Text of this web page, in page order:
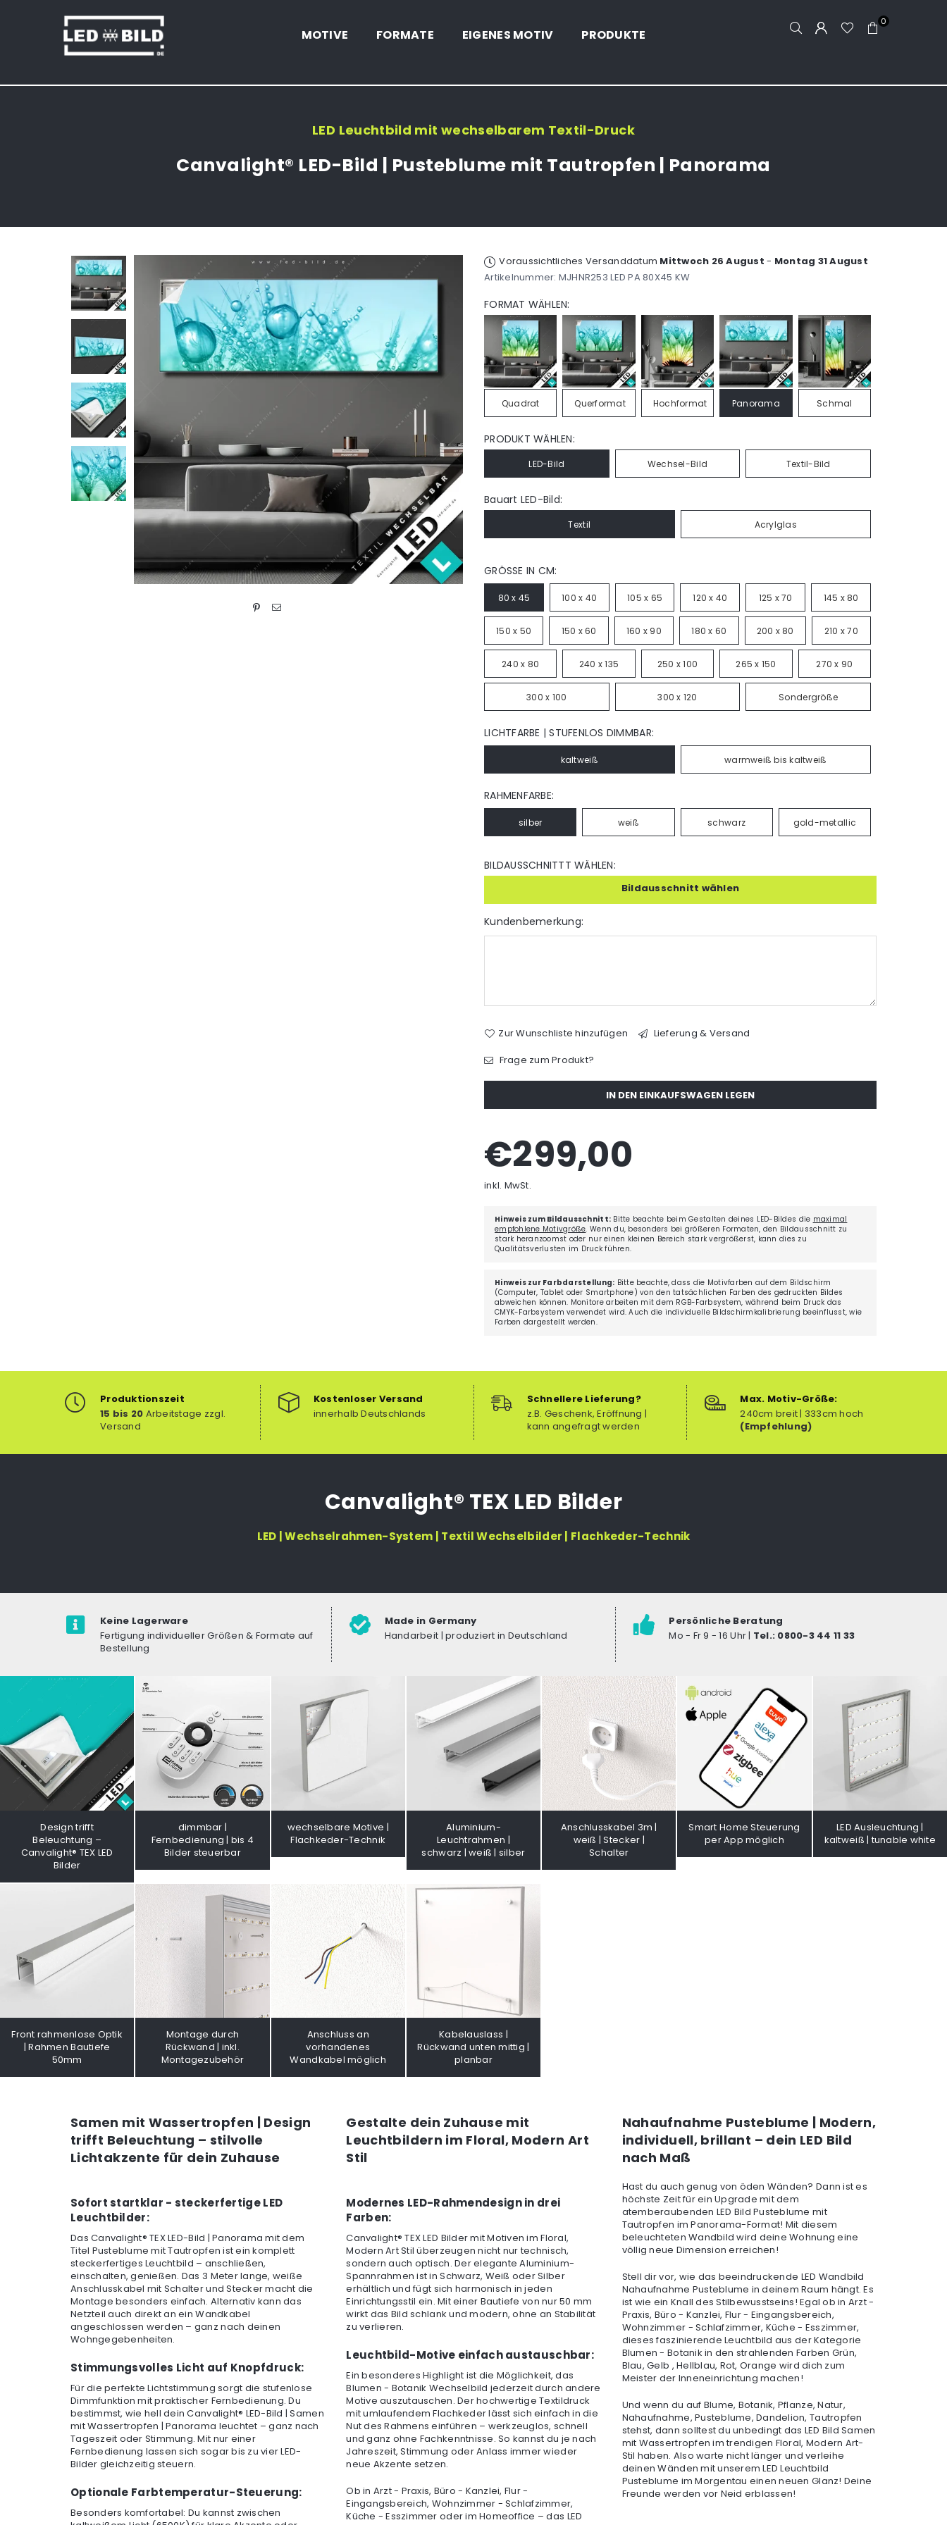
MOTIVE FORMATE EIGENES MOTIV PRODUKTE
0
LED Leuchtbild mit wechselbarem Textil-Druck
Canvalight® LED-Bild | Pusteblume mit Tautropfen | Panorama
Voraussichtliches Versanddatum Mittwoch 26 August - Montag 31 August
Artikelnummer: MJHNR253 LED PA 80X45 KW
FORMAT WÄHLEN:
Quadrat Querformat Hochformat Panorama Schmal
PRODUKT WÄHLEN:
LED-Bild Wechsel-Bild Textil-Bild
Bauart LED-Bild:
Textil Acrylglas
GRÖSSE IN CM:
80 x 45 100 x 40 105 x 65 120 x 40 125 x 70 145 x 80
150 x 50 150 x 60 160 x 90 180 x 60 200 x 80 210 x 70
240 x 80 240 x 135 250 x 100 265 x 150 270 x 90
300 x 100 300 x 120 Sondergröße
LICHTFARBE | STUFENLOS DIMMBAR:
kaltweiß warmweiß bis kaltweiß
RAHMENFARBE:
silber weiß schwarz gold-metallic
BILDAUSSCHNITTT WÄHLEN:
Bildausschnitt wählen
Kundenbemerkung:
Zur Wunschliste hinzufügen
Lieferung & Versand
Frage zum Produkt?
IN DEN EINKAUFSWAGEN LEGEN
Normaler
€299,00
inkl. MwSt.
Hinweis zum Bildausschnitt: Bitte beachte beim Gestalten deines LED-Bildes die maximal
empfohlene Motivgröße. Wenn du, besonders bei größeren Formaten, den Bildausschnitt zu
stark heranzoomst oder nur einen kleinen Bereich stark vergrößerst, kann dies zu
Qualitätsverlusten im Druck führen.
Hinweis zur Farbdarstellung: Bitte beachte, dass die Motivfarben auf dem Bildschirm
(Computer, Tablet oder Smartphone) von den tatsächlichen Farben des gedruckten Bildes
abweichen können. Monitore arbeiten mit dem RGB-Farbsystem, während beim Druck das
CMYK-Farbsystem verwendet wird. Auch die individuelle Bildschirmkalibrierung beeinflusst, wie
Farben dargestellt werden.
Produktionszeit
15 bis 20 Arbeitstage zzgl.
Versand
Kostenloser Versand
innerhalb Deutschlands
Schnellere Lieferung?
z.B. Geschenk, Eröffnung |
kann angefragt werden
Max. Motiv-Größe:
240cm breit | 333cm hoch
(Empfehlung)
Canvalight® TEX LED Bilder
LED | Wechselrahmen-System | Textil Wechselbilder | Flachkeder-Technik
Keine Lagerware
Fertigung individueller Größen & Formate auf
Bestellung
Made in Germany
Handarbeit | produziert in Deutschland
Persönliche Beratung
Mo - Fr 9 - 16 Uhr | Tel.: 0800-3 44 11 33
Design trifft
Beleuchtung –
Canvalight® TEX LED
Bilder
dimmbar |
Fernbedienung | bis 4
Bilder steuerbar
wechselbare Motive |
Flachkeder-Technik
Aluminium-
Leuchtrahmen |
schwarz | weiß | silber
Anschlusskabel 3m |
weiß | Stecker |
Schalter
Smart Home Steuerung
per App möglich
LED Ausleuchtung |
kaltweiß | tunable white
Front rahmenlose Optik
| Rahmen Bautiefe
50mm
Montage durch
Rückwand | inkl.
Montagezubehör
Anschluss an
vorhandenes
Wandkabel möglich
Kabelauslass |
Rückwand unten mittig |
planbar
Samen mit Wassertropfen | Design
trifft Beleuchtung – stilvolle
Lichtakzente für dein Zuhause
Sofort startklar - steckerfertige LED
Leuchtbilder:
Das Canvalight® TEX LED-Bild | Panorama mit dem
Titel Pusteblume mit Tautropfen ist ein komplett
steckerfertiges Leuchtbild – anschließen,
einschalten, genießen. Das 3 Meter lange, weiße
Anschlusskabel mit Schalter und Stecker macht die
Montage besonders einfach. Alternativ kann das
Netzteil auch direkt an ein Wandkabel
angeschlossen werden – ganz nach deinen
Wohngegebenheiten.
Stimmungsvolles Licht auf Knopfdruck:
Für die perfekte Lichtstimmung sorgt die stufenlose
Dimmfunktion mit praktischer Fernbedienung. Du
bestimmst, wie hell dein Canvalight® LED-Bild | Samen
mit Wassertropfen | Panorama leuchtet – ganz nach
Tageszeit oder Stimmung. Mit nur einer
Fernbedienung lassen sich sogar bis zu vier LED-
Bilder gleichzeitig steuern.
Optionale Farbtemperatur-Steuerung:
Besonders komfortabel: Du kannst zwischen
Gestalte dein Zuhause mit
Leuchtbildern im Floral, Modern Art
Stil
Modernes LED-Rahmendesign in drei
Farben:
Canvalight® TEX LED Bilder mit Motiven im Floral,
Modern Art Stil überzeugen nicht nur technisch,
sondern auch optisch. Der elegante Aluminium-
Spannrahmen ist in Schwarz, Weiß oder Silber
erhältlich und fügt sich harmonisch in jeden
Einrichtungsstil ein. Mit einer Bautiefe von nur 50 mm
wirkt das Bild schlank und modern, ohne an Stabilität
zu verlieren.
Leuchtbild-Motive einfach austauschbar:
Ein besonderes Highlight ist die Möglichkeit, das
Blumen - Botanik Wechselbild jederzeit durch andere
Motive auszutauschen. Der hochwertige Textildruck
mit umlaufendem Flachkeder lässt sich einfach in die
Nut des Rahmens einführen – werkzeuglos, schnell
und ganz ohne Fachkenntnisse. So kannst du je nach
Jahreszeit, Stimmung oder Anlass immer wieder
neue Akzente setzen.
Ob in Arzt - Praxis, Büro - Kanzlei, Flur -
Eingangsbereich, Wohnzimmer - Schlafzimmer,
Küche - Esszimmer oder im Homeoffice – das LED
Nahaufnahme Pusteblume | Modern,
individuell, brillant – dein LED Bild
nach Maß
Hast du auch genug von öden Wänden? Dann ist es
höchste Zeit für ein Upgrade mit dem
atemberaubenden LED Bild Pusteblume mit
Tautropfen im Panorama-Format! Mit diesem
beleuchteten Wandbild wird deine Wohnung eine
völlig neue Dimension erreichen!
Stell dir vor, wie das beeindruckende LED Wandbild
Nahaufnahme Pusteblume in deinem Raum hängt. Es
ist wie ein Knall des Stilbewusstseins! Egal ob in Arzt -
Praxis, Büro - Kanzlei, Flur - Eingangsbereich,
Wohnzimmer - Schlafzimmer, Küche - Esszimmer,
dieses faszinierende Leuchtbild aus der Kategorie
Blumen - Botanik in den strahlenden Farben Grün,
Blau, Gelb , Hellblau, Rot, Orange wird dich zum
Meister der Inneneinrichtung machen!
Und wenn du auf Blume, Botanik, Pflanze, Natur,
Nahaufnahme, Pusteblume, Dandelion, Tautropfen
stehst, dann solltest du unbedingt das LED Bild Samen
mit Wassertropfen im trendigen Floral, Modern Art-
Stil haben. Also warte nicht länger und verleihe
deinen Wänden mit unserem LED Leuchtbild
Pusteblume im Morgentau einen neuen Glanz! Deine
Freunde werden vor Neid erblassen!